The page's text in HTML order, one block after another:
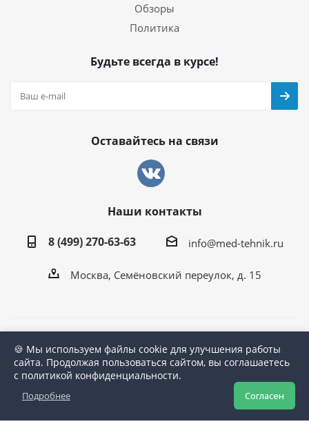
Обзоры
Политика
Будьте всегда в курсе!
Оставайтесь на связи
Наши контакты
8 (499) 270-63-63
info@med-tehnik.ru
Москва, Семёновский переулок, д. 15
2026 © Мед-Техник.RU
Версия для печати
🍪 Мы используем файлы cookie для улучшения работы
сайта. Продолжая пользоваться сайтом, вы соглашаетесь
с политикой конфиденциальности.
Подробнее Согласен